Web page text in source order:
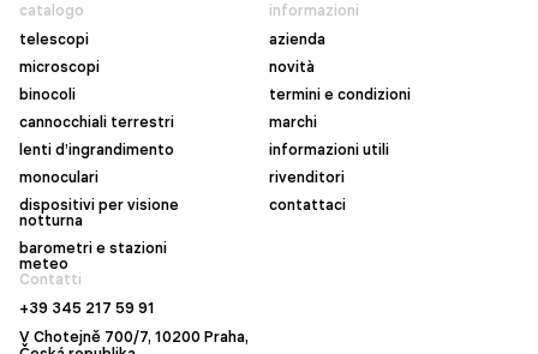
catalogo
telescopi
microscopi
binocoli
cannocchiali terrestri
lenti d’ingrandimento
monoculari
dispositivi per visione
notturna
barometri e stazioni
meteo
informazioni
azienda
novità
termini e condizioni
marchi
informazioni utili
rivenditori
contattaci
Contatti
+39 345 217 59 91
V Chotejně 700/7, 10200 Praha,